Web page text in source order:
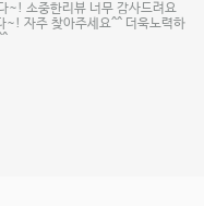
~! 소중한리뷰 너무 감사드려요
자주 찾아주세요^^ 더욱노력하